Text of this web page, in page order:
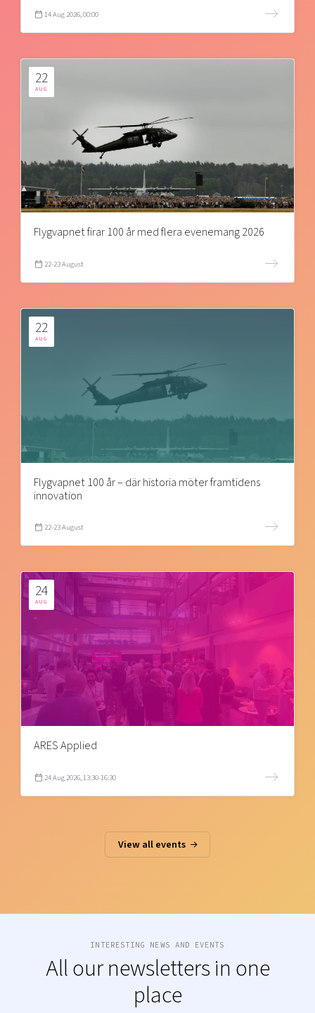
14 Aug 2026, 00:00
22
AUG
Flygvapnet firar 100 år med flera evenemang 2026
22-23 August
22
AUG
Flygvapnet 100 år – där historia möter framtidens
innovation
22-23 August
24
AUG
ARES Applied
24 Aug 2026, 13:30-16:30
View all events
INTERESTING NEWS AND EVENTS
All our newsletters in one
place